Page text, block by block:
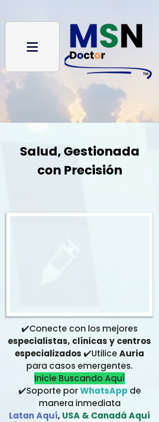
Salud, Gestionada
con Precisión
✔️Conecte con los mejores
especialistas, clínicas y centros
especializados ✔️Utilice Auria
para casos emergentes.
Inicie Buscando Aquí
✔️Soporte porWhatsApp de
manera inmediata
Latan Aquí, USA & Canadá Aquí